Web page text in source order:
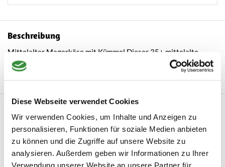
Diese Webseite verwendet Cookies
Wir verwenden Cookies, um Inhalte und Anzeigen zu
personalisieren, Funktionen für soziale Medien anbieten
zu können und die Zugriffe auf unsere Website zu
analysieren. Außerdem geben wir Informationen zu Ihrer
Beschreibung
Mittelalter Magerkäse mit Kümmel Dieser 35+ mittelalte
Magerkäse mit Kümmel ist herrlich crem...
Mehr lesen
4 / 5
Basierend auf 2 Bewertungen